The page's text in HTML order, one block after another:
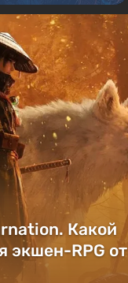
Какой
экшен-RPG от